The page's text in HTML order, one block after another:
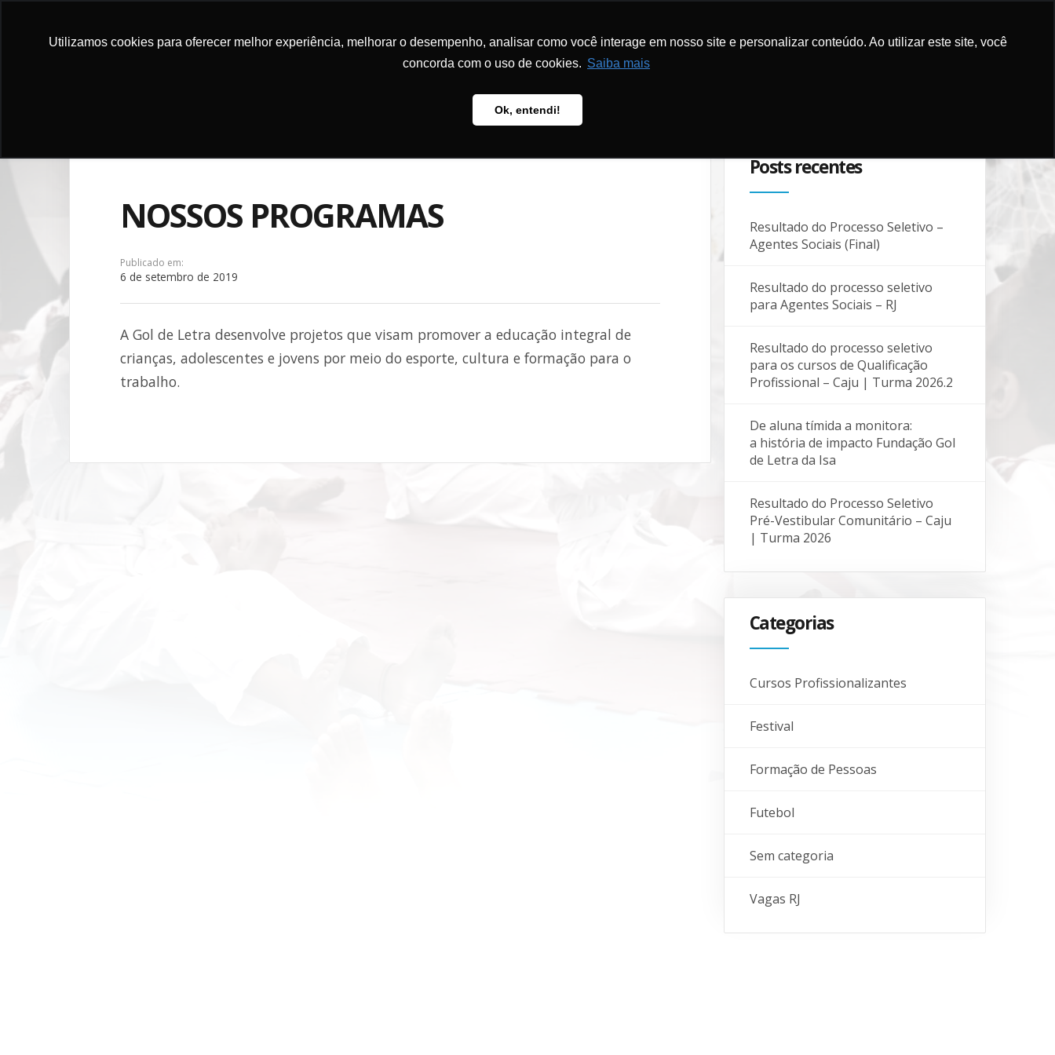
Utilizamos cookies para oferecer melhor experiência, melhorar o desempenho, analisar como você interage em nosso site e personalizar conteúdo. Ao utilizar este site, você
concorda com o uso de cookies. Saiba mais
Ok, entendi!
PROGRAMAS E PROJETOS METODOLOGIA PUBLICAÇÕES E MÍDIA
NOSSOS PROGRAMAS
Publicado em:
6 de setembro de 2019
A Gol de Letra desenvolve projetos que visam promover a educação integral de
crianças, adolescentes e jovens por meio do esporte, cultura e formação para o
trabalho.
Posts recentes
Resultado do Processo Seletivo –
Agentes Sociais (Final)
Resultado do processo seletivo
para Agentes Sociais – RJ
Resultado do processo seletivo
para os cursos de Qualificação
Profissional – Caju | Turma 2026.2
De aluna tímida a monitora:
a história de impacto Fundação Gol
de Letra da Isa
Resultado do Processo Seletivo
Pré-Vestibular Comunitário – Caju
| Turma 2026
Categorias
Cursos Profissionalizantes
Festival
Formação de Pessoas
Futebol
Sem categoria
Vagas RJ